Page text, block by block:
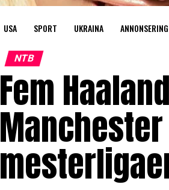
USA SPORT UKRAINA ANNONSERING
NTB
Fem